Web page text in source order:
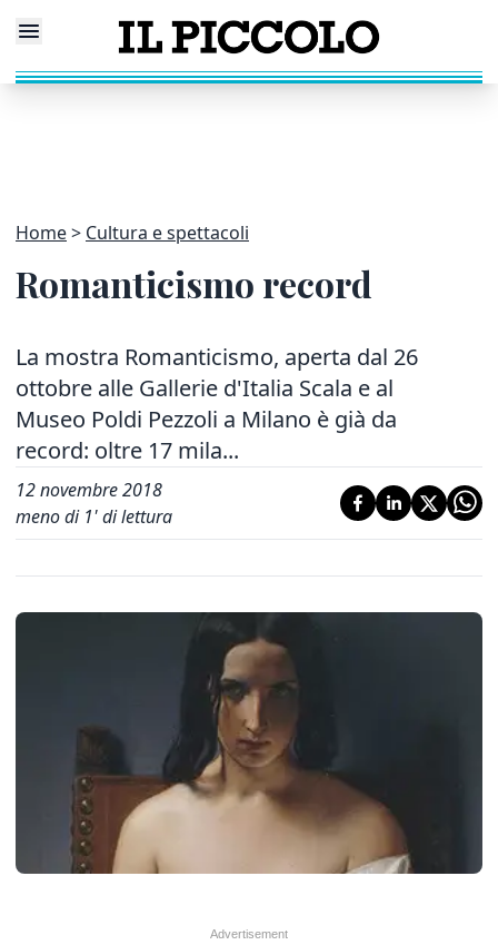
Home Cultura e spettacoli
Romanticismo record
La mostra Romanticismo, aperta dal 26
ottobre alle Gallerie d'Italia Scala e al
Museo Poldi Pezzoli a Milano è già da
record: oltre 17 mila...
12 novembre 2018
meno di 1' di lettura